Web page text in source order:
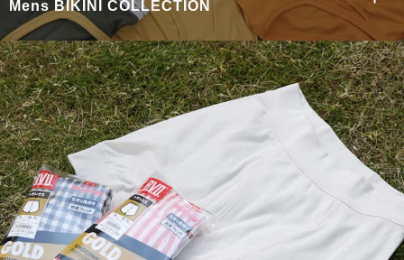
Mens BIKINI COLLECTION
GOLD カラービキニブリーフ Comfortable ビキニ ブリーフ
もっ